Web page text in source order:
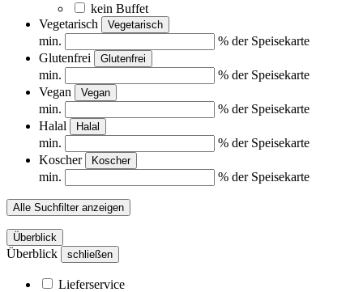
kein Buffet
Vegetarisch
Vegetarisch
min.
% der Speisekarte
Glutenfrei
Glutenfrei
min.
% der Speisekarte
Vegan
Vegan
min.
% der Speisekarte
Halal
Halal
min.
% der Speisekarte
Koscher
Koscher
min. % der Speisekarte
Alle Suchfilter anzeigen
Überblick
Überblick schließen
Lieferservice